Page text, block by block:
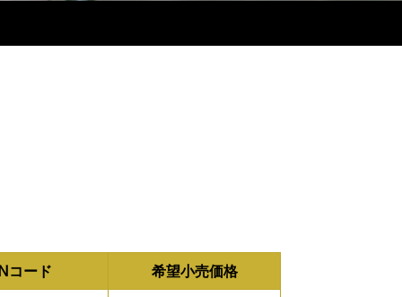
コード
希望小売価格